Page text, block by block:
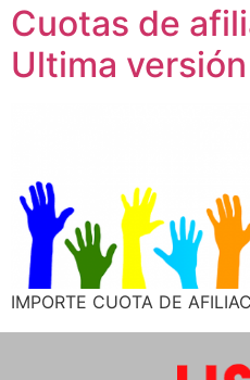
Cuotas de
Ultima
IMPORTE CUOTA DE